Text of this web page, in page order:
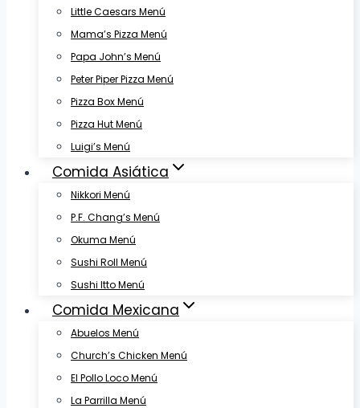
Little Caesars Menú
Mama’s Pizza Menú
Papa John’s Menú
Peter Piper Pizza Menú
Pizza Box Menú
Pizza Hut Menú
Luigi’s Menú
Comida Asiática
Nikkori Menú
P.F. Chang’s Menú
Okuma Menú
Sushi Roll Menú
Sushi Itto Menú
Comida Mexicana
Abuelos Menú
Church’s Chicken Menú
El Pollo Loco Menú
La Parrilla Menú